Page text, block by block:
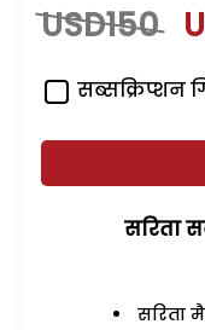
USD150
सब्सक्रिप्शन
सरिता
सरिता